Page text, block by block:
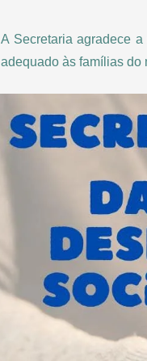
A Secretaria agradece
adequado às famílias do